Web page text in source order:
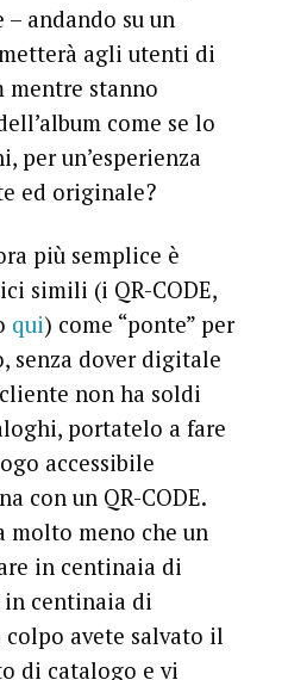
andando su un
agli utenti di
mentre stanno
come se lo
per un’esperienza
ed originale?
più semplice è
simili (i QR-CODE,
qui) come “ponte” per
senza dover digitale
non ha soldi
portatelo a fare
accessibile
con un QR-CODE.
molto meno che un
in centinaia di
centinaia di
avete salvato il
di catalogo e vi